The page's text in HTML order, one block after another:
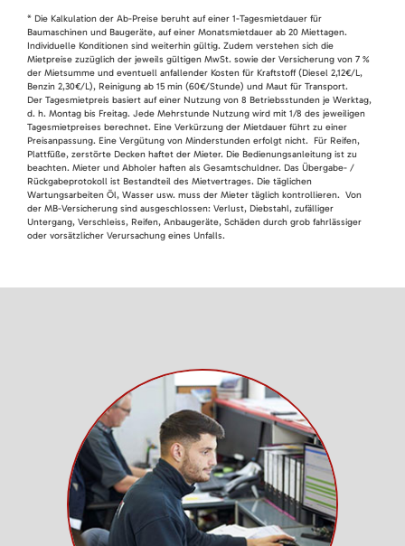
* Die Kalkulation der Ab-Preise beruht auf einer 1-Tagesmietdauer für
Baumaschinen und Baugeräte, auf einer Monatsmietdauer ab 20 Miettagen.
Individuelle Konditionen sind weiterhin gültig. Zudem verstehen sich die
Mietpreise zuzüglich der jeweils gültigen MwSt. sowie der Versicherung von 7 %
der Mietsumme und eventuell anfallender Kosten für Kraftstoff (Diesel 2,12€/L,
Benzin 2,30€/L), Reinigung ab 15 min (60€/Stunde) und Maut für Transport.
Der Tagesmietpreis basiert auf einer Nutzung von 8 Betriebsstunden je Werktag,
d. h. Montag bis Freitag. Jede Mehrstunde Nutzung wird mit 1/8 des jeweiligen
Tagesmietpreises berechnet. Eine Verkürzung der Mietdauer führt zu einer
Preisanpassung. Eine Vergütung von Minderstunden erfolgt nicht. Für Reifen,
Plattfüße, zerstörte Decken haftet der Mieter. Die Bedienungsanleitung ist zu
beachten. Mieter und Abholer haften als Gesamtschuldner. Das Übergabe- /
Rückgabeprotokoll ist Bestandteil des Mietvertrages. Die täglichen
Wartungsarbeiten Öl, Wasser usw. muss der Mieter täglich kontrollieren. Von
der MB-Versicherung sind ausgeschlossen: Verlust, Diebstahl, zufälliger
Untergang, Verschleiss, Reifen, Anbaugeräte, Schäden durch grob fahrlässiger
oder vorsätzlicher Verursachung eines Unfalls.